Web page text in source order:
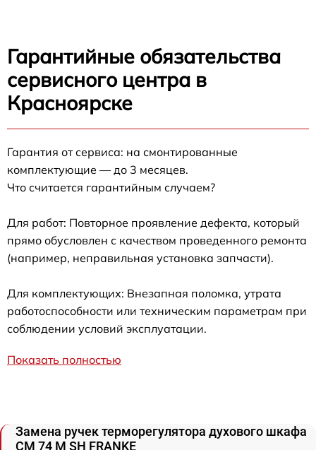
Гарантийные обязательства
сервисного центра в
Красноярске
Гарантия от сервиса: на смонтированные
комплектующие — до 3 месяцев.
Что считается гарантийным случаем?
Для работ: Повторное проявление дефекта, который
прямо обусловлен с качеством проведенного ремонта
(например, неправильная установка запчасти).
Для комплектующих: Внезапная поломка, утрата
работоспособности или техническим параметрам при
соблюдении условий эксплуатации.
Показать полностью
Замена ручек терморегулятора духового шкафа
CM 74 M SH FRANKE